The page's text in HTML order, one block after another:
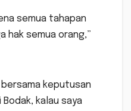
semua tahapan
hak semua orang,”
keputusan
kalau saya